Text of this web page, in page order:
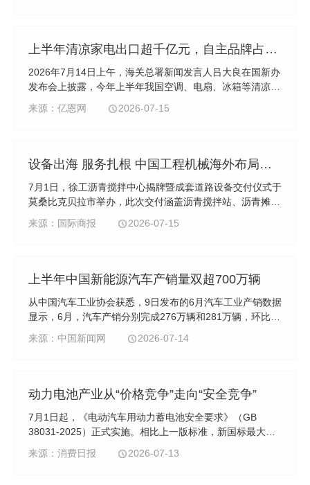
上半年清凉家电出口超千亿元，自主品牌占比四分之一
2026年7月14日上午，海关总署新闻发言人吕大良在国新办
发布会上披露，今年上半年我国空调、电扇、冰箱等清凉家
电出口额达1079.1亿元。此举发生在全球高温多发背景下，
凸显‘老三样’（手机、电脑、家电）稳外贸作用。当前智能
来源：亿恩网 2026-07-15
设备出海 服务扎根 中国工程机械海外布局向深向实
7月1日，徐工沥青搅拌中心揭牌暨成套道路设备交付仪式于
莫桑比克贝拉市举办，此次交付涵盖沥青搅拌站、沥青摊铺
机、路面冷再生机等成套道路装备，一站式解决当地道路新
建、改扩建、日常养护等全场景需求。
来源：国际商报 2026-07-15
上半年中国新能源汽车产销量双超700万辆
从中国汽车工业协会获悉，9日发布的6月汽车工业产销数据
显示，6月，汽车产销分别完成276万辆和281万辆，环比分
别增长5.5%和6.9%，同比分别下降1.2%和3.2%。
来源：中国新闻网 2026-07-14
动力电池产业从“价格竞争”走向“安全竞争”
​7月1日起，《电动汽车用动力蓄电池安全要求》（GB
38031-2025）正式实施。相比上一版标准，新国标最大的
变化是理念上的跃升——从事故发生后的预警转向事故源头
的预防。
来源：消费日报 2026-07-13